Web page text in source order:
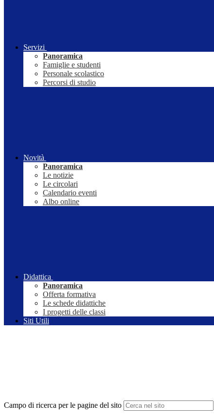
Servizi
Panoramica
Famiglie e studenti
Personale scolastico
Percorsi di studio
Novità
Panoramica
Le notizie
Le circolari
Calendario eventi
Albo online
Didattica
Panoramica
Offerta formativa
Le schede didattiche
I progetti delle classi
Siti Utili
Campo di ricerca per le pagine del sito